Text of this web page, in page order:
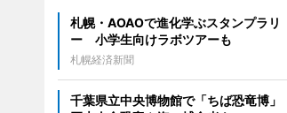
札幌・AOAOで進化学ぶスタンプラリ
ー 小学生向けラボツアーも
札幌経済新聞
千葉県立中央博物館で「ちば恐竜博」